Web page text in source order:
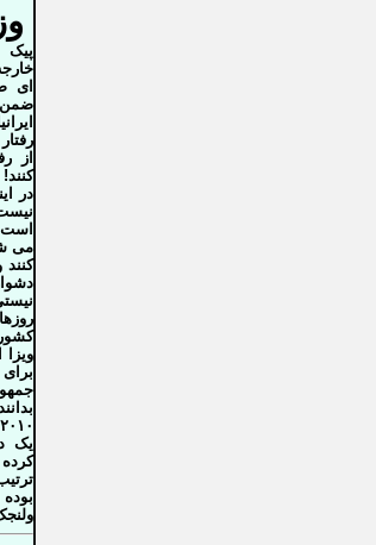
پیک
ای
ضمن
از
کنند!
در
است
می